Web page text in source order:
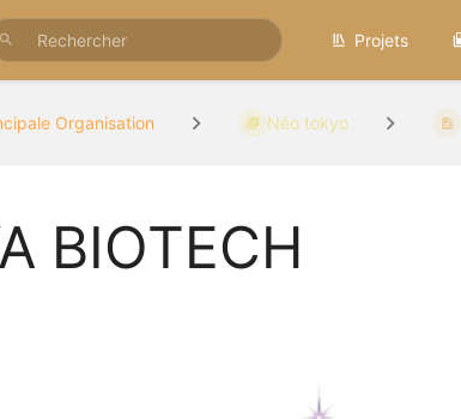
Projets
Organisation Néo tokyo
BIOTECH